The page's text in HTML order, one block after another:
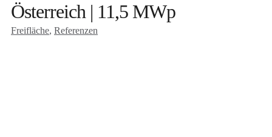
Österreich | 11,5 MWp
Freifläche, Referenzen